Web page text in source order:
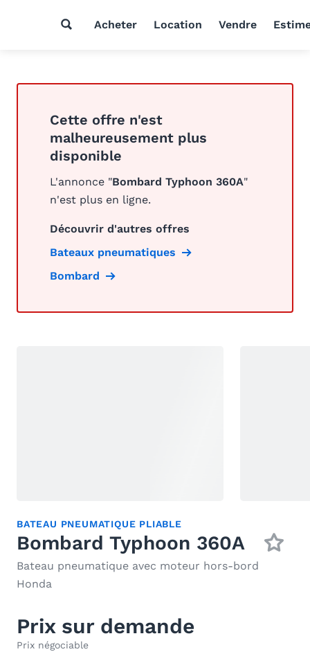
Acheter Location Vendre
Cette offre n'est
malheureusement plus
disponible
L'annonce "Bombard Typhoon 360A"
n'est plus en ligne.
Découvrir d'autres offres
Bateaux pneumatiques
Bombard
BATEAU PNEUMATIQUE PLIABLE
Bombard Typhoon 360A
Bateau pneumatique avec moteur hors-bord
Honda
Prix sur demande
Prix négociable